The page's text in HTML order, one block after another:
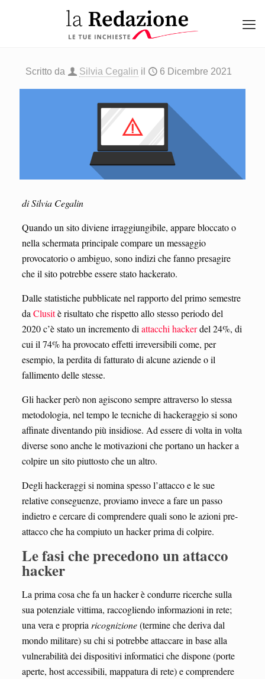
Scritto da Silvia Cegalin il 6 Dicembre 2021
di Silvia Cegalin
Quando un sito diviene irraggiungibile, appare bloccato o
nella schermata principale compare un messaggio
provocatorio o ambiguo, sono indizi che fanno presagire
che il sito potrebbe essere stato hackerato.
Dalle statistiche pubblicate nel rapporto del primo semestre
da Clusitè risultato che rispetto allo stesso periodo del
2020 c’è stato un incremento di attacchi hackerdel 24%, di
cui il 74% ha provocato effetti irreversibili come, per
esempio, la perdita di fatturato di alcune aziende o il
fallimento delle stesse.
Gli hacker però non agiscono sempre attraverso lo stessa
metodologia, nel tempo le tecniche di hackeraggio si sono
affinate diventando più insidiose. Ad essere di volta in volta
diverse sono anche le motivazioni che portano un hacker a
colpire un sito piuttosto che un altro.
Degli hackeraggi si nomina spesso l’attacco e le sue
relative conseguenze, proviamo invece a fare un passo
indietro e cercare di comprendere quali sono le azioni pre-
attacco che ha compiuto un hacker prima di colpire.
Le fasi che precedono un attacco
hacker
La prima cosa che fa un hacker è condurre ricerche sulla
sua potenziale vittima, raccogliendo informazioni in rete;
una vera e propria ricognizione(termine che deriva dal
mondo militare) su chi si potrebbe attaccare in base alla
vulnerabilità dei dispositivi informatici che dispone (porte
aperte, host accessibili, mappatura di rete) e comprendere